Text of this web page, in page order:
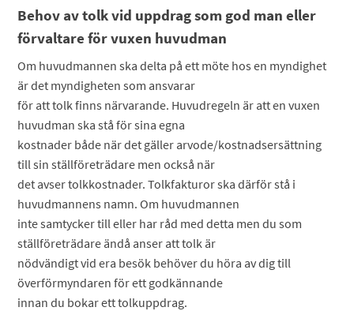
Behov av tolk vid uppdrag som god man eller
förvaltare för vuxen huvudman
Om huvudmannen ska delta på ett möte hos en myndighet
är det myndigheten som ansvarar
för att tolk finns närvarande. Huvudregeln är att en vuxen
huvudman ska stå för sina egna
kostnader både när det gäller arvode/kostnadsersättning
till sin ställföreträdare men också när
det avser tolkkostnader. Tolkfakturor ska därför stå i
huvudmannens namn. Om huvudmannen
inte samtycker till eller har råd med detta men du som
ställföreträdare ändå anser att tolk är
nödvändigt vid era besök behöver du höra av dig till
överförmyndaren för ett godkännande
innan du bokar ett tolkuppdrag.